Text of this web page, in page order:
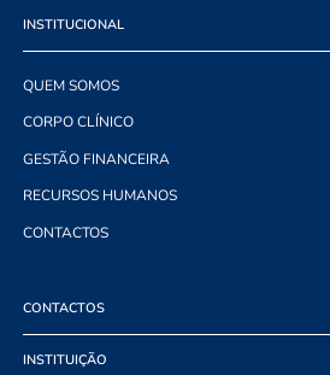
INSTITUCIONAL
QUEM SOMOS
CORPO CLÍNICO
GESTÃO FINANCEIRA
RECURSOS HUMANOS
CONTACTOS
CONTACTOS
INSTITUIÇÃO